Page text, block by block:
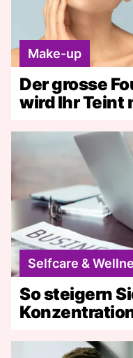
Make-up
Der grosse
wird Ihr Teint
Selfcare &
So steigern